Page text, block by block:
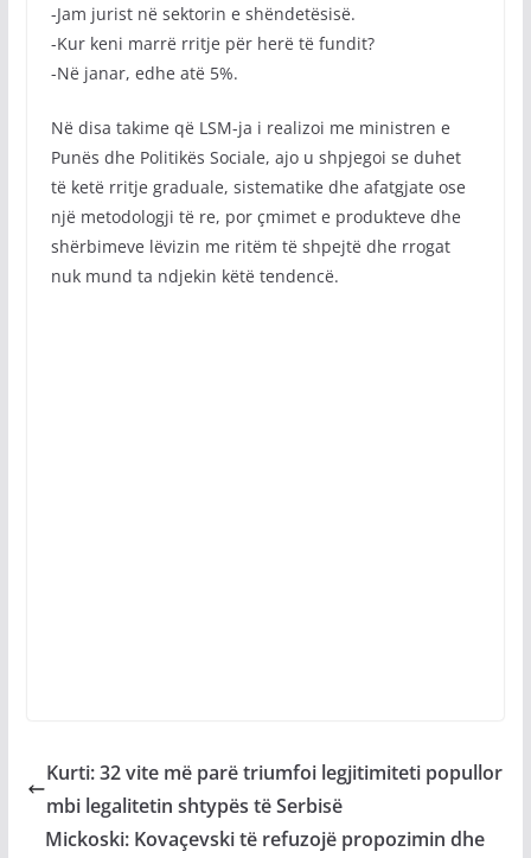
-Jam jurist në sektorin e shëndetësisë.
-Kur keni marrë rritje për herë të fundit?
-Në janar, edhe atë 5%.
Në disa takime që LSM-ja i realizoi me ministren e
Punës dhe Politikës Sociale, ajo u shpjegoi se duhet
të ketë rritje graduale, sistematike dhe afatgjate ose
një metodologji të re, por çmimet e produkteve dhe
shërbimeve lëvizin me ritëm të shpejtë dhe rrogat
nuk mund ta ndjekin këtë tendencë.
​Kurti: 32 vite më parë triumfoi legjitimiteti popullor
mbi legalitetin shtypës të Serbisë
Mickoski: Kovaçevski të refuzojë propozimin dhe